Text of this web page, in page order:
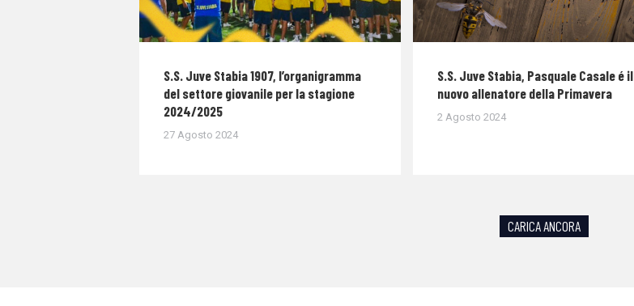
S.S. Juve Stabia 1907, l’organigramma
del settore giovanile per la stagione
2024/2025
27 Agosto 2024
S.S. Juve Stabia, Pasquale Casale é il
nuovo allenatore della Primavera
2 Agosto 2024
CARICA ANCORA